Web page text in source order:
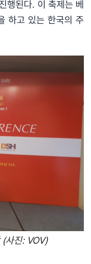
행된다. 이 축제는 베
하고 있는 한국의 주
(사진: VOV)